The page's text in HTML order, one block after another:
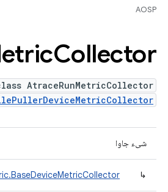
AOSP
Collector
AtraceRunMetricCollector
شیء جاوا
↳